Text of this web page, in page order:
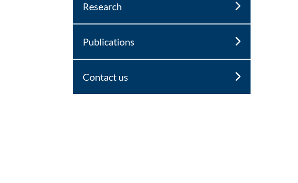
Research
Publications
Contact us